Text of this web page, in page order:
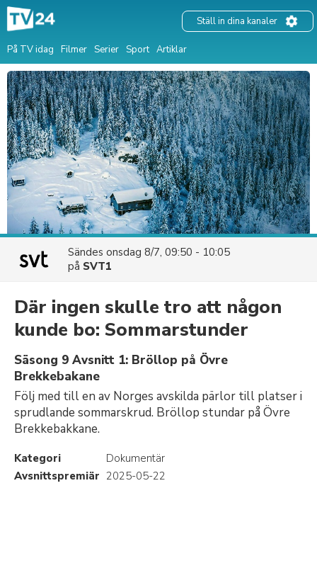
På TV idag Filmer Serier Sport Artiklar
Ställ in dina kanaler
Sändes onsdag 8/7, 09:50 - 10:05
på SVT1
Där ingen skulle tro att någon
kunde bo: Sommarstunder
Säsong 9 Avsnitt 1: Bröllop på Övre
Brekkebakane
Följ med till en av Norges avskilda pärlor till platser i
sprudlande sommarskrud. Bröllop stundar på Övre
Brekkebakkane.
Kategori
Dokumentär
Avsnittspremiär 2025-05-22